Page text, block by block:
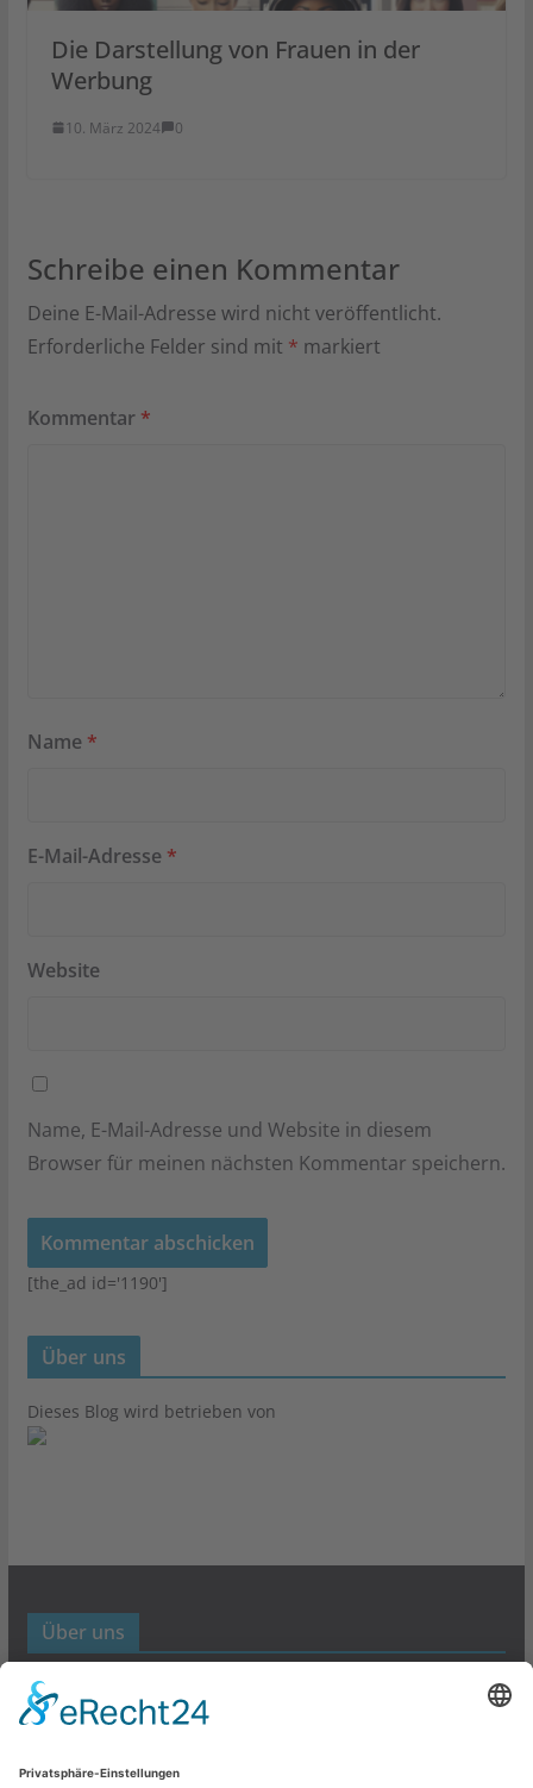
Die Darstellung von Frauen in der
Werbung
10. März 2024 0
Schreibe einen Kommentar
Deine E-Mail-Adresse wird nicht veröffentlicht.
Erforderliche Felder sind mit * markiert
Kommentar *
Name *
E-Mail-Adresse *
Website
Name, E-Mail-Adresse und Website in diesem
Browser für meinen nächsten Kommentar speichern.
[the_ad id='1190']
Über uns
Dieses Blog wird betrieben von
Über uns
Werbund- und Marketing Blog
Links